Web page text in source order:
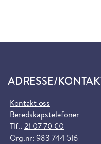
ADRESSE/
Kontakt oss
Beredskapstelefoner
Tlf.: 21 07 70 00
Org.nr: 983 744 516